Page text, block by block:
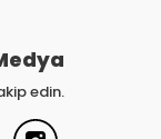
edin.